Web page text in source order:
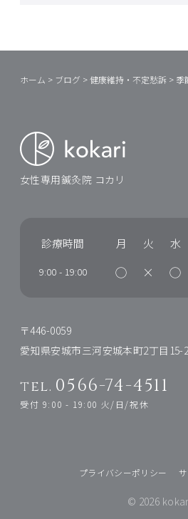
ホーム > ブログ >健康維持・不定愁訴 > 季
女性専用鍼灸院 コカリ
診療時間 月 火 水
9:00 - 19:00 ◯ × ◯
〒446-0059
愛知県安城市三河安城本町2丁目15-2
tel. 0566-74-4511
受付 9:00 - 19:00 火/日/祝休
プライバシーポリシー
© 2026